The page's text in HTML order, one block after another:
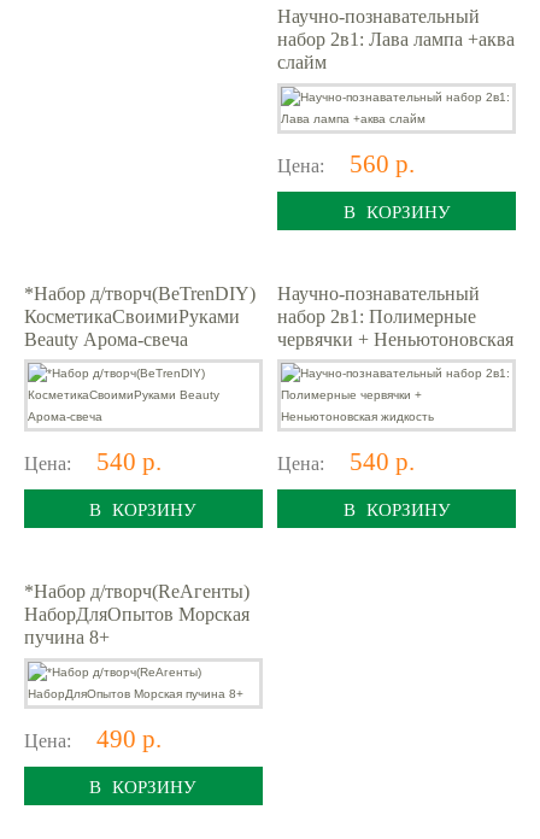
Научно-познавательный
набор 2в1: Лава лампа +аква
слайм
Цена: 560 р.
В КОРЗИНУ
*Набор д/творч(BeTrenDIY)
КосметикаСвоимиРуками
Beauty Арома-свеча
Цена: 540 р.
В КОРЗИНУ
Научно-познавательный
набор 2в1: Полимерные
червячки + Неньютоновская
жидкость
Цена: 540 р.
В КОРЗИНУ
*Набор д/творч(ReАгенты)
НаборДляОпытов Морская
пучина 8+
Цена: 490 р.
В КОРЗИНУ